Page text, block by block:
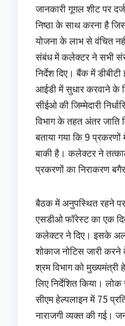
जानकारी गूगल शीट पर
निष्ठा के साथ करना है
योजना के लाभ से वंचित
संबंध में कलेक्टर ने सभी
निर्देश दिए। बैंक में
आईडी में सुधार करवाने के
सीईओ की जिम्मेदारी
विभाग के तहत अंतर जाति
बताया गया कि 9 प्रकरणों
बाकी है। कलेक्टर ने
प्रकरणों का निराकरण
बैठक में अनुपस्थित रहने
एसडीओ फॉरेस्ट का एक
कलेक्टर ने दिए। इसके
शोकाज नोटिस जारी करने
श्रम विभाग को मुख्यमंत्री
लिए निर्देशित किया। लोक
सीएम हेल्पलाइन में 75
नाराजगी व्यक्त की गई।